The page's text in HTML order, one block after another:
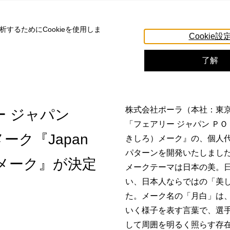
するためにCookieを使用しま
Cookie設
了解
ジャパン
ク『Japan
ク』が決定
株式会社ポーラ（本社：東
「フェアリー ジャパン Ｐ
きしろ）メーク』の、個人
パターンを開発いたしまし
メークテーマは日本の美。
い、日本人ならではの「美
た。メーク名の「月白」は
いく様子を表す言葉で、選
して周囲を明るく照らす存